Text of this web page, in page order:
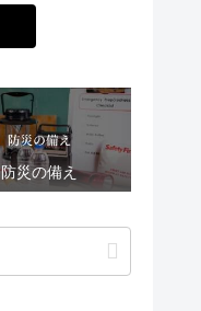
防災の備え